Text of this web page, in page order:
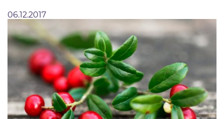
06.12.2017